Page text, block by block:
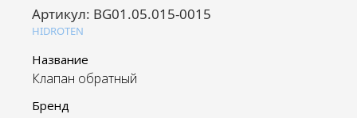
Артикул: BG01.05.015-0015
HIDROTEN
Название
Клапан обратный
Бренд